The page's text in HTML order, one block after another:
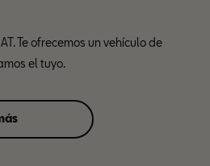
Te ofrecemos un vehículo de
el tuyo.